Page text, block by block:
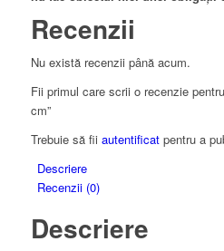
Recenzii
Nu există recenzii până acum.
Fii primul care scrii o recenzie
cm”
Trebuie să fii autentificatpentru a
Descriere
Recenzii (0)
Descriere